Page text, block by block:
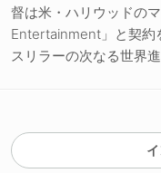
督は米・ハリウッドの
Entertainment」と契約
スリラーの次なる世界